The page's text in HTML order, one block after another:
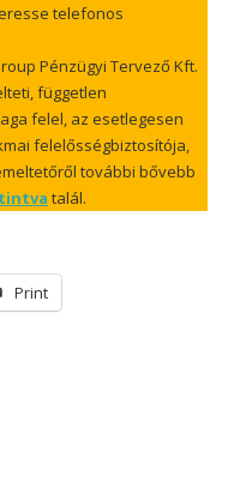
telefonos
Pénzügyi Tervező Kft.
független
felel, az esetlegesen
felelősségbiztosítója,
további bővebb
talál.
Print